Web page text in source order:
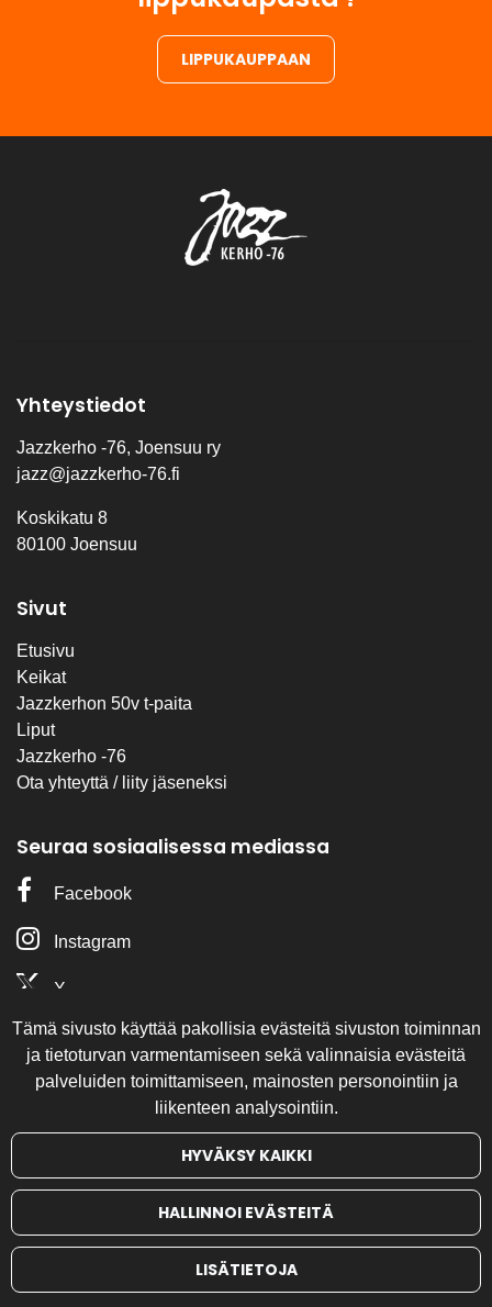
Tämä sivusto käyttää pakollisia evästeitä sivuston toiminnan
ja tietoturvan varmentamiseen sekä valinnaisia evästeitä
palveluiden toimittamiseen, mainosten personointiin ja
liikenteen analysointiin.
HYVÄKSY KAIKKI
HALLINNOI EVÄSTEITÄ
LISÄTIETOJA
LIPPUKAUPPAAN
Yhteystiedot
Jazzkerho -76, Joensuu ry
jazz@jazzkerho-76.fi
Koskikatu 8
80100 Joensuu
Sivut
Etusivu
Keikat
Jazzkerhon 50v t-paita
Liput
Jazzkerho -76
Ota yhteyttä / liity jäseneksi
Seuraa sosiaalisessa mediassa
Facebook
Instagram
X
Olemme mukana
© 2024 Jazzkerho -76. All rights reserved.